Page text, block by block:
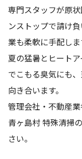
専門スタッフが原
ンストップで請け
業も柔軟に手配しま
夏の猛暑とヒート
でこもる臭気にも
向き合います。
管理会社・不動産
青ヶ島村 特殊清掃
さい。